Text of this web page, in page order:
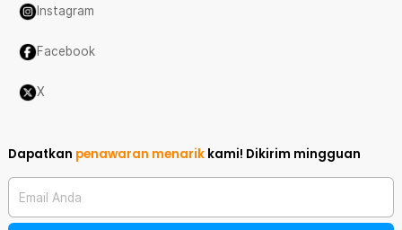
Instagram
Facebook
X
Dapatkan penawaran menarik kami! Dikirim mingguan
Email Anda